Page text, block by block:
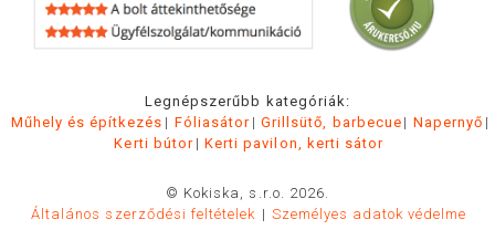
Legnépszerűbb kategóriák:
Műhely és építkezés
Fóliasátor Grillsütő, barbecue
Napernyő
Kerti bútor
Kerti pavilon, kerti sátor
© Kokiska, s.r.o. 2026.
Általános szerződési feltételek
Személyes adatok védelme